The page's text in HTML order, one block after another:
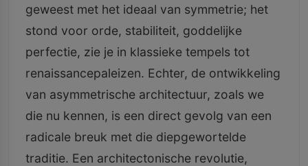
geweest met het ideaal van symmetrie; het
stond voor orde, stabiliteit, goddelijke
perfectie, zie je in klassieke tempels tot
renaissancepaleizen. Echter, de ontwikkeling
van asymmetrische architectuur, zoals we
die nu kennen, is een direct gevolg van een
radicale breuk met die diepgewortelde
traditie. Een architectonische revolutie,